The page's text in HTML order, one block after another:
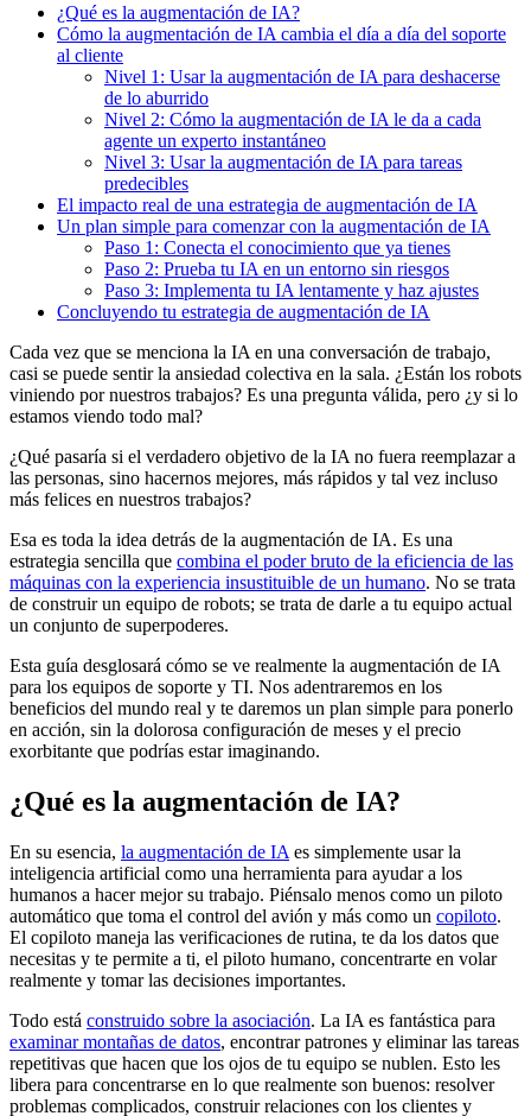
¿Qué es la augmentación de IA?
Cómo la augmentación de IA cambia el día a día del soporte
al cliente
Nivel 1: Usar la augmentación de IA para deshacerse
de lo aburrido
Nivel 2: Cómo la augmentación de IA le da a cada
agente un experto instantáneo
Nivel 3: Usar la augmentación de IA para tareas
predecibles
El impacto real de una estrategia de augmentación de IA
Un plan simple para comenzar con la augmentación de IA
Paso 1: Conecta el conocimiento que ya tienes
Paso 2: Prueba tu IA en un entorno sin riesgos
Paso 3: Implementa tu IA lentamente y haz ajustes
Concluyendo tu estrategia de augmentación de IA
Cada vez que se menciona la IA en una conversación de trabajo,
casi se puede sentir la ansiedad colectiva en la sala. ¿Están los robots
viniendo por nuestros trabajos? Es una pregunta válida, pero ¿y si lo
estamos viendo todo mal?
¿Qué pasaría si el verdadero objetivo de la IA no fuera reemplazar a
las personas, sino hacernos mejores, más rápidos y tal vez incluso
más felices en nuestros trabajos?
Esa es toda la idea detrás de la augmentación de IA. Es una
estrategia sencilla que combina el poder bruto de la eficiencia de las
máquinas con la experiencia insustituible de un humano. No se trata
de construir un equipo de robots; se trata de darle a tu equipo actual
un conjunto de superpoderes.
Esta guía desglosará cómo se ve realmente la augmentación de IA
para los equipos de soporte y TI. Nos adentraremos en los
beneficios del mundo real y te daremos un plan simple para ponerlo
en acción, sin la dolorosa configuración de meses y el precio
exorbitante que podrías estar imaginando.
¿Qué es la augmentación de IA?
En su esencia, la augmentación de IA es simplemente usar la
inteligencia artificial como una herramienta para ayudar a los
humanos a hacer mejor su trabajo. Piénsalo menos como un piloto
automático que toma el control del avión y más como un copiloto.
El copiloto maneja las verificaciones de rutina, te da los datos que
necesitas y te permite a ti, el piloto humano, concentrarte en volar
realmente y tomar las decisiones importantes.
Todo está construido sobre la asociación. La IA es fantástica para
examinar montañas de datos, encontrar patrones y eliminar las tareas
repetitivas que hacen que los ojos de tu equipo se nublen. Esto les
libera para concentrarse en lo que realmente son buenos: resolver
problemas complicados, construir relaciones con los clientes y